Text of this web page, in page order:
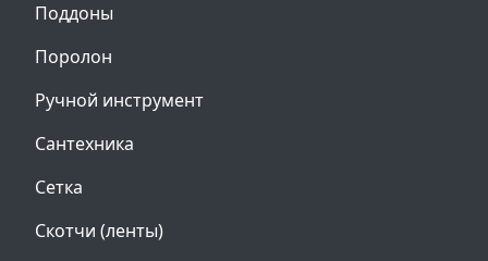
Поддоны
Поролон
Ручной инструмент
Сантехника
Сетка
Скотчи (ленты)